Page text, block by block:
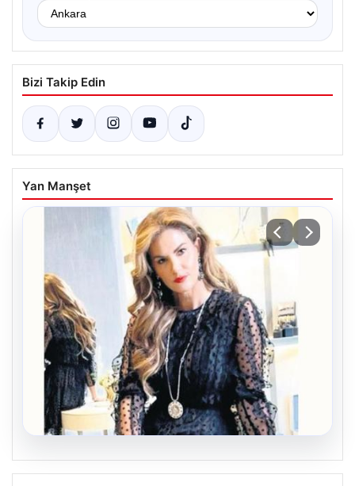
Bizi Takip Edin
Yan Manşet
06.08.2026
Bavulun ortak paydası kitap